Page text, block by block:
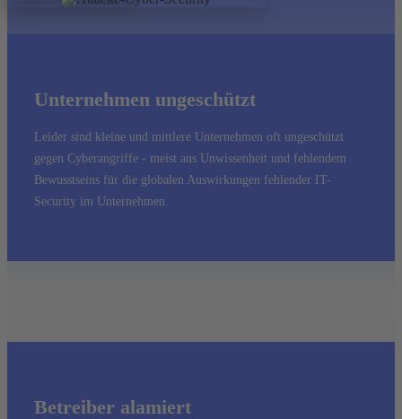
Unternehmen ungeschützt
Leider sind kleine und mittlere Unternehmen oft ungeschützt
gegen Cyberangriffe - meist aus Unwissenheit und fehlendem
Bewusstseins für die globalen Auswirkungen fehlender IT-
Security im Unternehmen.
Betreiber alamiert